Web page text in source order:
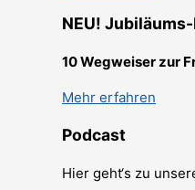
NEU!
10 Wegweiser zur
Mehr erfahren
Podcast
Hier geht‘s zu